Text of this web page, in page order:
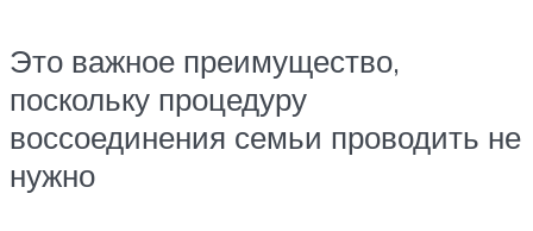
Это важное преимущество,
поскольку процедуру
воссоединения семьи проводить не
нужно